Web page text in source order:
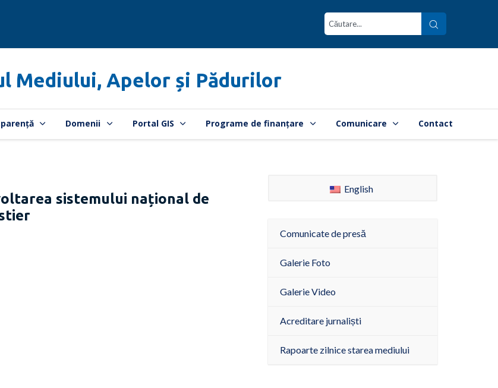
Mediului, Apelor și Pădurilor
Domenii Portal GIS Programe de finanțare Comunicare Contact
sistemului național de
English
Comunicate de presă
Galerie Foto
Galerie Video
Acreditare jurnaliști
Rapoarte zilnice starea mediului